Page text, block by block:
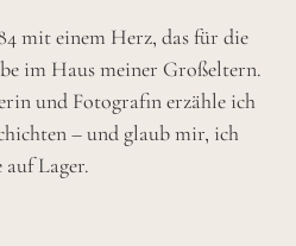
mit einem Herz, das für die
im Haus meiner Großeltern.
und Fotografin erzähle ich
– und glaub mir, ich
Lager.